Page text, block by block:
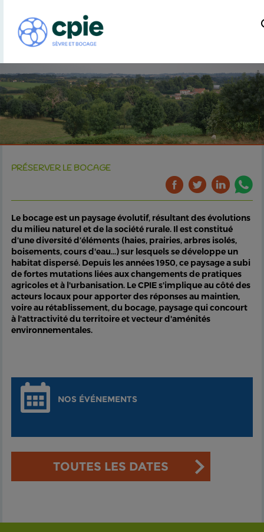
PRÉSERVER LE BOCAGE
Le bocage est un paysage évolutif, résultant des évolutions
du milieu naturel et de la société rurale. Il est constitué
d’une diversité d’éléments (haies, prairies, arbres isolés,
boisements, cours d'eau...) sur lesquels se développe un
habitat dispersé. Depuis les années 1950, ce paysage a subi
de fortes mutations liées aux changements de pratiques
agricoles et à l'urbanisation. Le CPIE s'implique au côté des
acteurs locaux pour apporter des réponses au maintien,
voire au rétablissement, du bocage, paysage qui concourt
à l'attractivité du territoire et vecteur d'aménités
environnementales.
NOS ÉVÉNEMENTS
TOUTES LES DATES